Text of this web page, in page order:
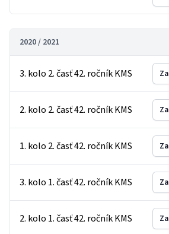
2020 / 2021
3. kolo 2. časť 42. ročník KMS
2. kolo 2. časť 42. ročník KMS
1. kolo 2. časť 42. ročník KMS
3. kolo 1. časť 42. ročník KMS
2. kolo 1. časť 42. ročník KMS